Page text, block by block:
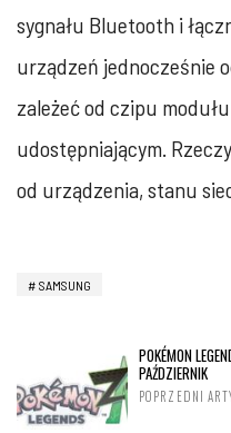
sygnału Bluetooth i
urządzeń jednocześnie
zależeć od czipu
udostępniającym.
od urządzenia, stanu
SAMSUNG
POKÉMON
PAŹDZIERNIK
POPRZEDNI